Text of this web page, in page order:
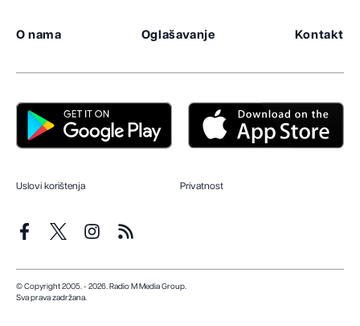
O nama Oglašavanje Kontakt
Uslovi korištenja Privatnost
© Copyright 2005. - 2026. Radio M Media Group.
Sva prava zadržana.